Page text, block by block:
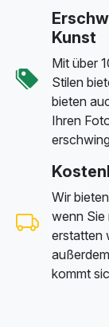
Kunst
Mit über
Stilen
bieten
Ihren
Wir
wenn Sie
erstatten
kommt